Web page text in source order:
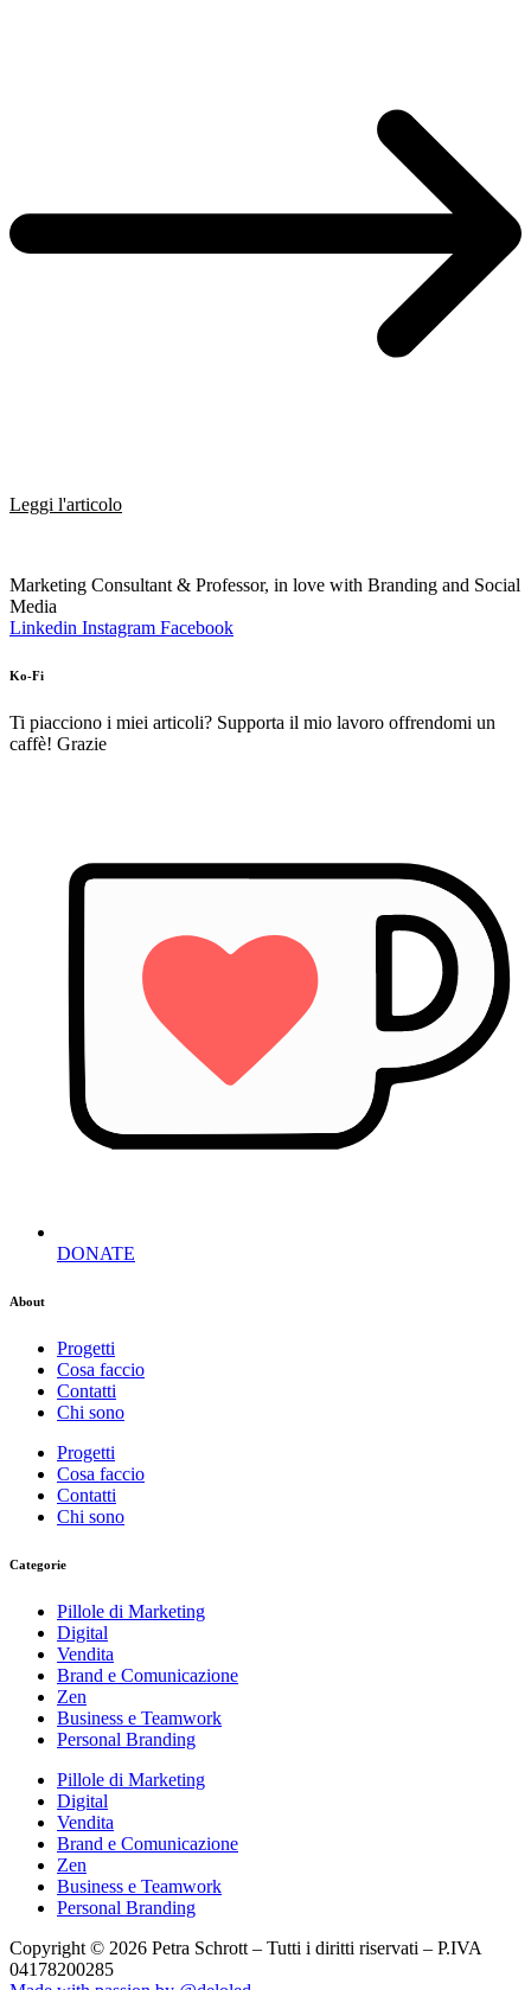
Leggi l'articolo
Marketing Consultant & Professor, in love with Branding and Social
Media
Linkedin Instagram Facebook
Ko-Fi
Ti piacciono i miei articoli? Supporta il mio lavoro offrendomi un
caffè! Grazie
DONATE
About
Progetti
Cosa faccio
Contatti
Chi sono
Progetti
Cosa faccio
Contatti
Chi sono
Categorie
Pillole di Marketing
Digital
Vendita
Brand e Comunicazione
Zen
Business e Teamwork
Personal Branding
Pillole di Marketing
Digital
Vendita
Brand e Comunicazione
Zen
Business e Teamwork
Personal Branding
Copyright © 2026 Petra Schrott – Tutti i diritti riservati – P.IVA
04178200285